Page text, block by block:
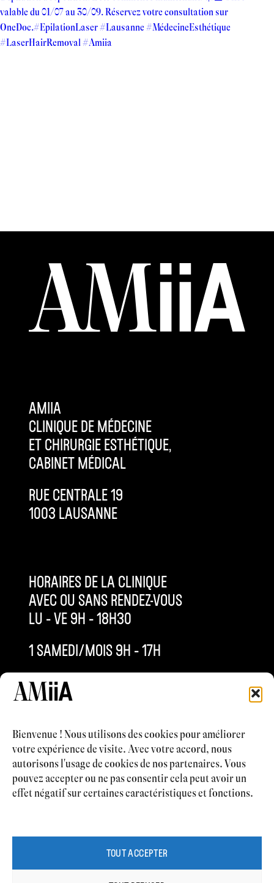
Bienvenue ! Nous utilisons des cookies pour améliorer
votre expérience de visite. Avec votre accord, nous
autorisons l'usage de cookies de nos partenaires. Vous
pouvez accepter ou ne pas consentir cela peut avoir un
effet négatif sur certaines caractéristiques et fonctions.
TOUT ACCEPTER
AMIIA
CLINIQUE DE MÉDECINE
ET CHIRURGIE ESTHÉTIQUE,
CABINET MÉDICAL
RUE CENTRALE 19
1003 LAUSANNE
HORAIRES DE LA CLINIQUE
AVEC OU SANS RENDEZ-VOUS
LU – VE 9H – 18H30
1 SAMEDI/MOIS 9H – 17H
INFO@AMIIACLINIQUE.CH
CHIRURGIE ESTHÉTIQUE
MÉDECINE ESTHÉTIQUE
CONTACT